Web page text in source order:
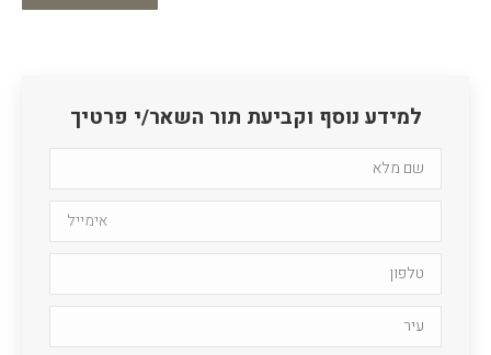
למידע נוסף וקביעת תור השאר/י פרטיך